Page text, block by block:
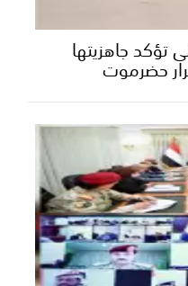
تؤكد جاهزيتها
حضرموت